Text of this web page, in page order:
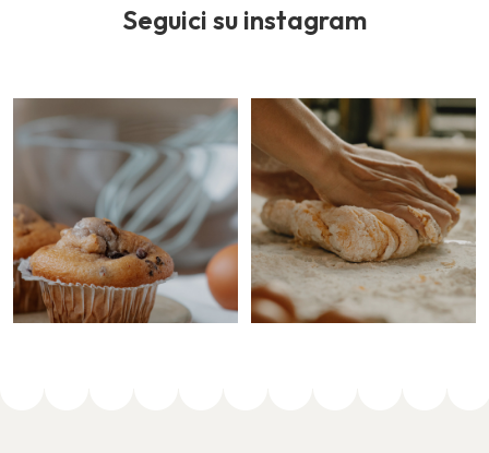
Seguici su instagram